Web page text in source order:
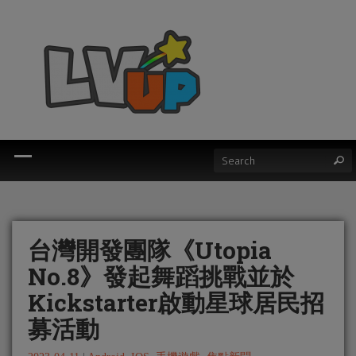
台灣開發團隊《Utopia
No.8》發起舞蹈挑戰並於
Kickstarter啟動星球居民招
募活動